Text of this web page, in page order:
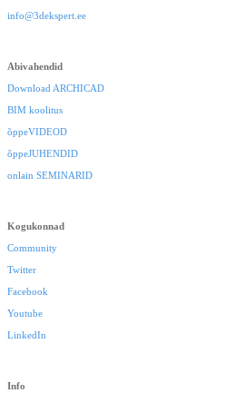
info@3dekspert.ee
Abivahendid
Download ARCHICAD
BIM koolitus
õppeVIDEOD
õppeJUHENDID
onlain SEMINARID
Kogukonnad
Community
Twitter
Facebook
Youtube
LinkedIn
Info